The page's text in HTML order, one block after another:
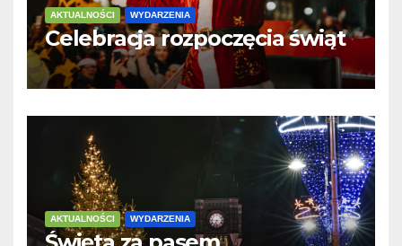
AKTUALNOŚCI WYDARZENIA
Celebracja rozpoczęcia świąt
AKTUALNOŚCI WYDARZENIA